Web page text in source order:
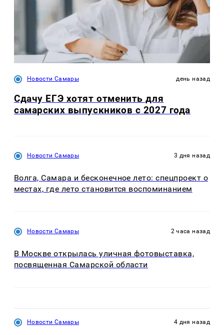
Новости Самары день назад
Сдачу ЕГЭ хотят отменить для
самарских выпускников с 2027 года
Новости Самары 3 дня назад
Волга, Самара и бесконечное лето: спецпроект о
местах, где лето становится воспоминанием
Новости Самары 2 часа назад
В Москве открылась уличная фотовыставка,
посвященная Самарской области
Новости Самары 4 дня назад